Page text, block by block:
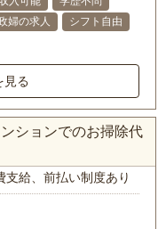
婦の求人
シフト自由
見る
ションでのお掃除代
支給、前払い制度あり